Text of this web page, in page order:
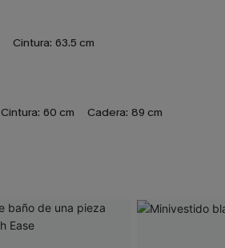
Cintura: 63.5 cm
Cintura: 60 cm Cadera: 89 cm